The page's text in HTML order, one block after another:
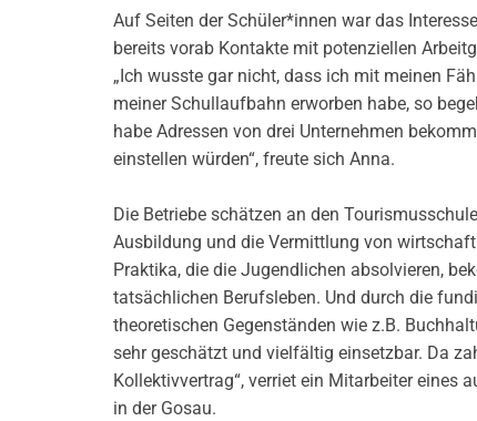
Auf Seiten der Schüler*innen war das
bereits vorab Kontakte mit potenziellen
„Ich wusste gar nicht, dass ich mit meinen
meiner Schullaufbahn erworben habe, so
habe Adressen von drei Unternehmen
einstellen würden“, freute sich Anna.
Die Betriebe schätzen an den
Ausbildung und die Vermittlung von
Praktika, die die Jugendlichen absolvieren,
tatsächlichen Berufsleben. Und durch die
theoretischen Gegenständen wie z.B.
sehr geschätzt und vielfältig einsetzbar. Da
Kollektivvertrag“, verriet ein Mitarbeiter eines
in der Gosau.